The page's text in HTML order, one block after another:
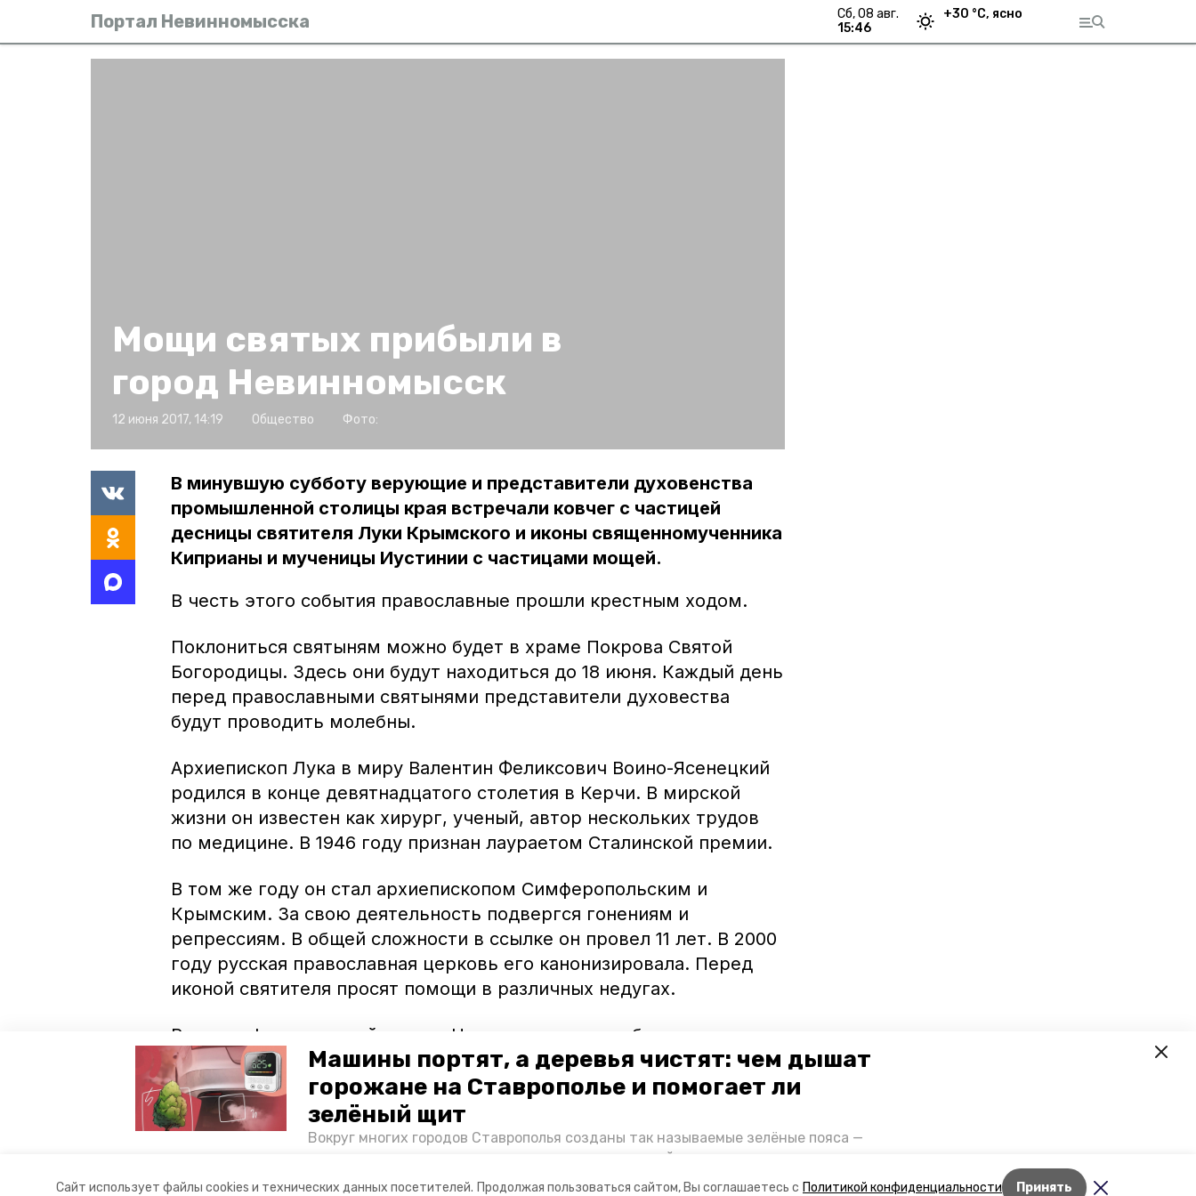
Сайт использует файлы cookies и технических данных посетителей. Продолжая пользоваться сайтом, Вы соглашаетесь с Политикой конфиденциальности Принять
Машины портят, а деревья чистят: чем дышат
горожане на Ставрополье и помогает ли
зелёный щит
Вокруг многих городов Ставрополья созданы так называемые зелёные пояса —
лесопарковые зоны, снижающие негативное воздействие выхлопных газов на
Портал Невинномысска
сб, 08 авг.
15:46
+30 °С, ясно
Лента новостей
Мощи святых прибыли в
город Невинномысск
12 июня 2017, 14:19 Общество Фото:
В минувшую субботу верующие и представители духовенства
промышленной столицы края встречали ковчег с частицей
десницы святителя Луки Крымского и иконы священномученника
Киприаны и мученицы Иустинии с частицами мощей.
В честь этого события православные прошли крестным ходом.
Поклониться святыням можно будет в храме Покрова Святой
Богородицы. Здесь они будут находиться до 18 июня. Каждый день
перед православными святынями представители духовества
будут проводить молебны.
Архиепископ Лука в миру Валентин Феликсович Воино-Ясенецкий
родился в конце девятнадцатого столетия в Керчи. В мирской
жизни он известен как хирург, ученый, автор нескольких трудов
по медицине. В 1946 году признан лаураетом Сталинской премии.
В том же году он стал архиепископом Симферопольским и
Крымским. За свою деятельность подвергся гонениям и
репрессиям. В общей сложности в ссылке он провел 11 лет. В 2000
году русская православная церковь его канонизировала. Перед
иконой святителя просят помощи в различных недугах.
Ранее инфрмационный портал Невинномысска сообщал что
ставропольцы смогли поклониться святым мощамапостола
Петра, святителя Николая Чудотворца, целителя Пантелеймона,
апостола Андрея Первозванного и святого Спиридона
Тримифунтского.